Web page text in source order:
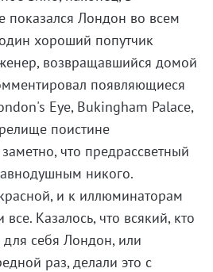
показался Лондон во всем
хороший попутчик
возвращавшийся домой
появляющиеся
Eye, Bukingham Palace,
поистине
что предрассветный
никого.
и к иллюминаторам
Казалось, что всякий, кто
для себя Лондон, или
раз, делали это с